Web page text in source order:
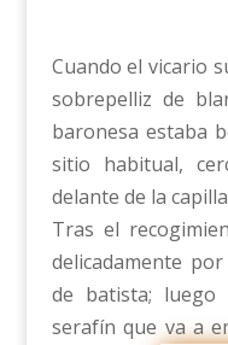
Cuando el vicario
sobrepelliz de
baronesa estaba
sitio habitual,
delante de la
Tras el
delicadamente
de batista;
serafín que va a